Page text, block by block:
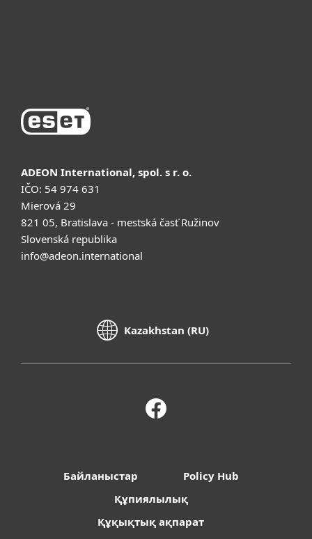
ADEON International, spol. s r. o.
IČO: 54 974 631
Mierová 29
821 05, Bratislava - mestská časť Ružinov
Slovenská republika
info@adeon.international
Kazakhstan (RU)
Байланыстар
Policy Hub
Құпиялылық
Құқықтық ақпарат